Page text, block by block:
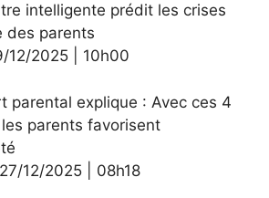
intelligente prédit les crises
des parents
12/2025 10h00
parental explique : Avec ces 4
parents favorisent
27/12/2025 08h18